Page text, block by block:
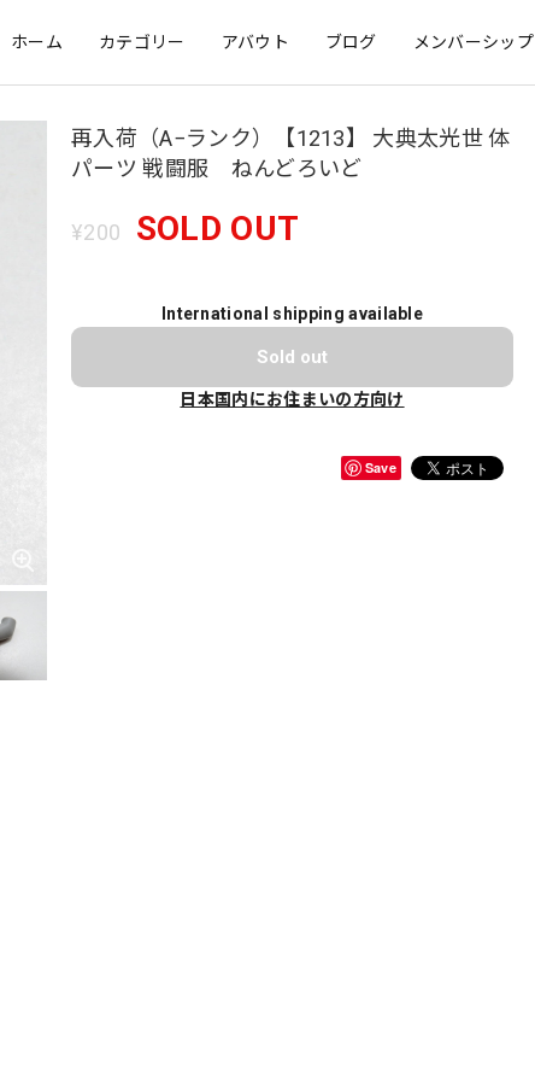
ホーム カテゴリー アバウト ブログ メンバーシップ
再入荷（A−ランク）【1213】 大典太光世 体
パーツ 戦闘服 ねんどろいど
¥200 SOLD OUT
International shipping available
Sold out
日本国内にお住まいの方向け
Save